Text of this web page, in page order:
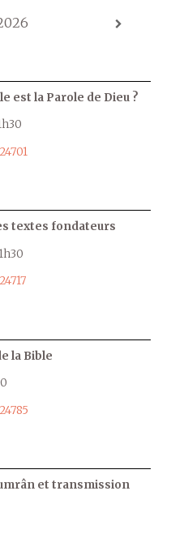
est la Parole de Dieu ?
textes fondateurs
la Bible
et transmission